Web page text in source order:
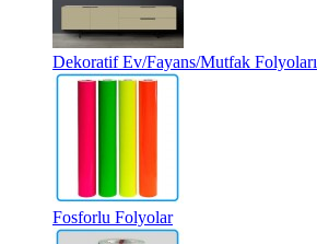
Dekoratif Ev/Fayans/Mutfak Folyoları
Fosforlu Folyolar